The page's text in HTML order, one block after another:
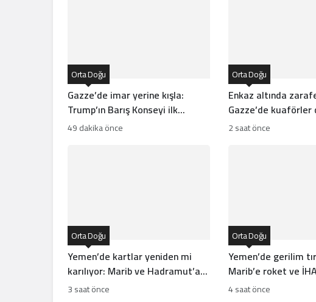
Gazze’de imar yerine kışla:
Trump’ın Barış Konseyi ilk
sözleşmeyi imzaladı
Orta Doğu
49 dakika önce
Enkaz altında
Gazze’de
meydan okuyor
Orta Doğu
2 saat önce
Yemen’de kartlar yeniden mi
karılıyor: Marib ve Hadramut’a
füze saldırısı
Orta Doğu
3 saat önce
Yemen’de gerilim
Marib’e roket ve
Orta Doğu
4 saat önce